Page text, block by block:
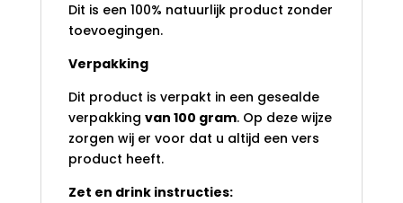
Dit is een 100% natuurlijk product zonder
toevoegingen.
Verpakking
Dit product is verpakt in een gesealde
verpakking van 100 gram. Op deze wijze
zorgen wij er voor dat u altijd een vers
product heeft.
Zet en drink instructies: